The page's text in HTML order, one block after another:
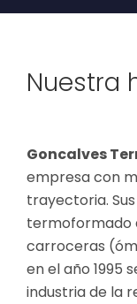
Nuestra
Goncalves
empresa con
trayectoria.
termoformado
carroceras
en el año 1995
industria de la